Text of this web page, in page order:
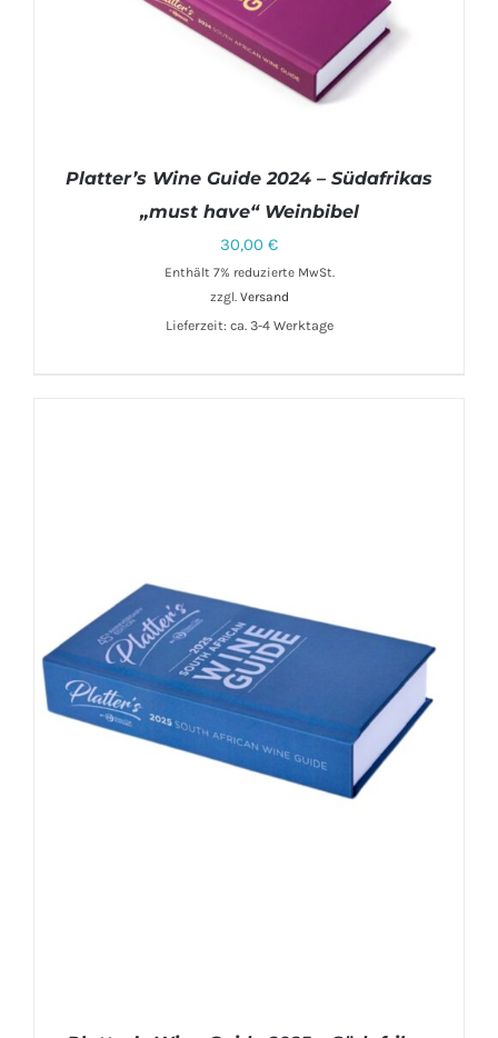
Platter’s Wine Guide 2024 – Südafrikas
„must have“ Weinbibel
30,00 €
Enthält 7% reduzierte MwSt.
zzgl. Versand
Lieferzeit: ca. 3-4 Werktage